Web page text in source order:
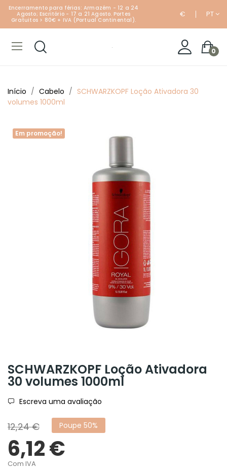
Encerramento para férias: Armazém - 12 a 24
Agosto; Escritório - 17 a 21 Agosto. Portes
Gratuitos > 80€ + IVA (Portual Continental).
€ PT
0
Início Cabelo
SCHWARZKOPF Loção Ativadora 30
volumes 1000ml
Em promoção!
SCHWARZKOPF Loção Ativadora
30 volumes 1000ml
Escreva uma avaliação
12,24 € Poupe 50%
6,12 €
Com IVA